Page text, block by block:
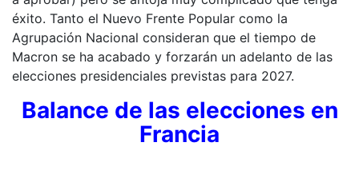
éxito. Tanto el Nuevo Frente Popular como la
Agrupación Nacional consideran que el tiempo de
Macron se ha acabado y forzarán un adelanto de las
elecciones presidenciales previstas para 2027.
Balance de las elecciones en
Francia